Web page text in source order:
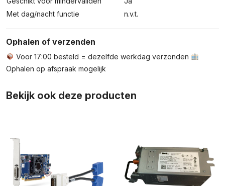
Met dag/nacht functie
n.v.t.
Ophalen of verzenden
Voor 17:00 besteld = dezelfde werkdag verzonden
Ophalen op afspraak mogelijk
Bekijk ook deze producten